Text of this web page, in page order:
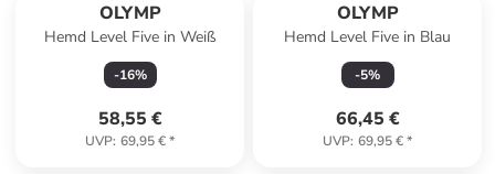
OLYMP
Hemd Level Five in Weiß
-16%
58,55 €
UVP: 69,95 €*
OLYMP
Hemd Level Five in Blau
-5%
66,45 €
UVP: 69,95 €*